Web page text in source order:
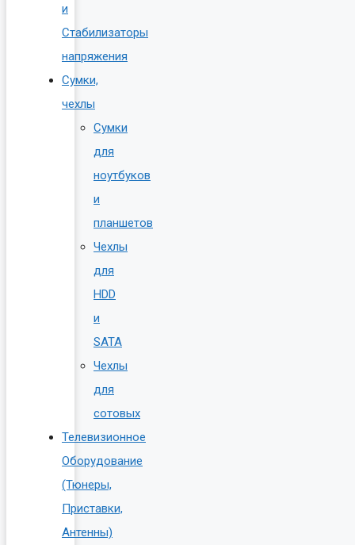
и
Стабилизаторы
напряжения
Сумки,
чехлы
Сумки
для
ноутбуков
и
планшетов
Чехлы
для
HDD
и
SATA
Чехлы
для
сотовых
Телевизионное
Оборудование
(Тюнеры,
Приставки,
Антенны)